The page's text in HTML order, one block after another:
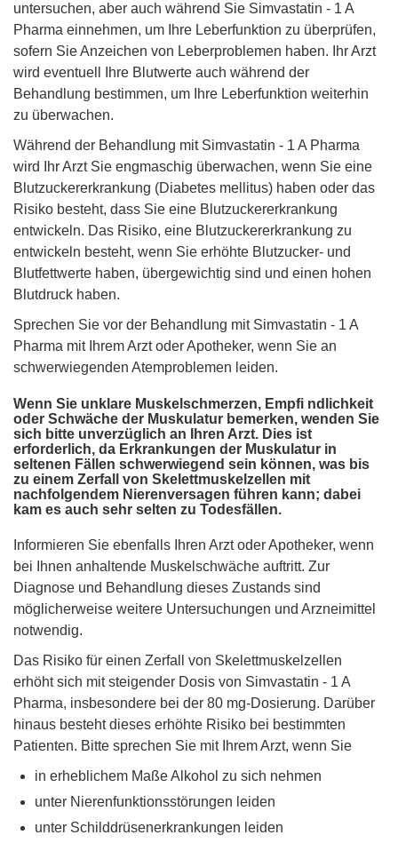
untersuchen, aber auch während Sie Simvastatin - 1 A
Pharma einnehmen, um Ihre Leberfunktion zu überprüfen,
sofern Sie Anzeichen von Leberproblemen haben. Ihr Arzt
wird eventuell Ihre Blutwerte auch während der
Behandlung bestimmen, um Ihre Leberfunktion weiterhin
zu überwachen.
Während der Behandlung mit Simvastatin - 1 A Pharma
wird Ihr Arzt Sie engmaschig überwachen, wenn Sie eine
Blutzuckererkrankung (Diabetes mellitus) haben oder das
Risiko besteht, dass Sie eine Blutzuckererkrankung
entwickeln. Das Risiko, eine Blutzuckererkrankung zu
entwickeln besteht, wenn Sie erhöhte Blutzucker- und
Blutfettwerte haben, übergewichtig sind und einen hohen
Blutdruck haben.
Sprechen Sie vor der Behandlung mit Simvastatin - 1 A
Pharma mit Ihrem Arzt oder Apotheker, wenn Sie an
schwerwiegenden Atemproblemen leiden.
Wenn Sie unklare Muskelschmerzen, Empfi ndlichkeit
oder Schwäche der Muskulatur bemerken, wenden Sie
sich bitte unverzüglich an Ihren Arzt. Dies ist
erforderlich, da Erkrankungen der Muskulatur in
seltenen Fällen schwerwiegend sein können, was bis
zu einem Zerfall von Skelettmuskelzellen mit
nachfolgendem Nierenversagen führen kann; dabei
kam es auch sehr selten zu Todesfällen.
Informieren Sie ebenfalls Ihren Arzt oder Apotheker, wenn
bei Ihnen anhaltende Muskelschwäche auftritt. Zur
Diagnose und Behandlung dieses Zustands sind
möglicherweise weitere Untersuchungen und Arzneimittel
notwendig.
Das Risiko für einen Zerfall von Skelettmuskelzellen
erhöht sich mit steigender Dosis von Simvastatin - 1 A
Pharma, insbesondere bei der 80 mg-Dosierung. Darüber
hinaus besteht dieses erhöhte Risiko bei bestimmten
Patienten. Bitte sprechen Sie mit Ihrem Arzt, wenn Sie
in erheblichem Maße Alkohol zu sich nehmen
unter Nierenfunktionsstörungen leiden
unter Schilddrüsenerkrankungen leiden